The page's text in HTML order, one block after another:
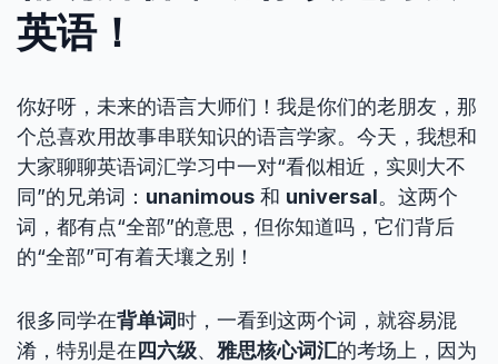
英语！
你好呀，未来的语言大师们！我是你们的老朋友，那
个总喜欢用故事串联知识的语言学家。今天，我想和
大家聊聊英语词汇学习中一对“看似相近，实则大不
同”的兄弟词： unanimous 和 universal。这两个
词，都有点“全部”的意思，但你知道吗，它们背后
的“全部”可有着天壤之别！
很多同学在背单词时，一看到这两个词，就容易混
淆，特别是在 四六级、 雅思核心词汇的考场上，因为